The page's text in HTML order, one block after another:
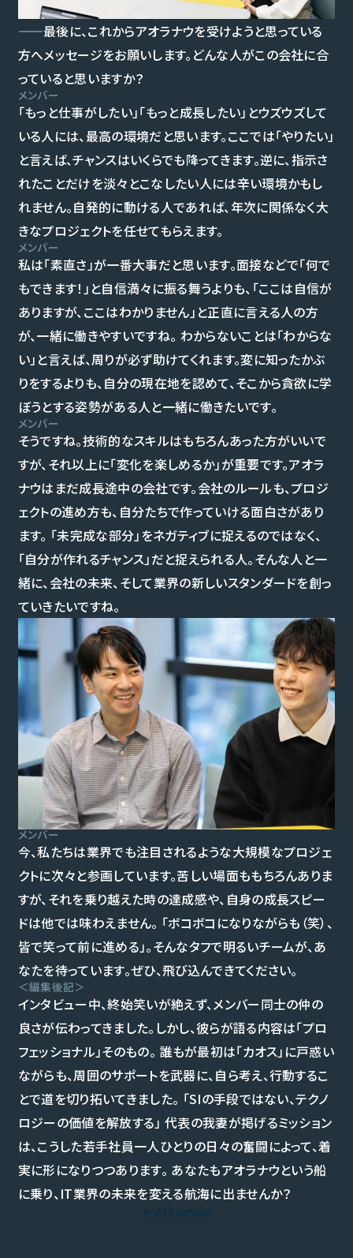
——最後に、これからアオラナウを受けようと思っている
方へメッセージをお願いします。どんな人がこの会社に合
っていると思いますか？
メンバー
「もっと仕事がしたい」「もっと成長したい」とウズウズして
いる人には、最高の環境だと思います。ここでは「やりたい」
と言えば、チャンスはいくらでも降ってきます。逆に、指示さ
れたことだけを淡々とこなしたい人には辛い環境かもし
れません。自発的に動ける人であれば、年次に関係なく大
きなプロジェクトを任せてもらえます。
メンバー
私は「素直さ」が一番大事だと思います。面接などで「何で
もできます！」と自信満々に振る舞うよりも、「ここは自信が
ありますが、ここはわかりません」と正直に言える人の方
が、一緒に働きやすいですね。 わからないことは「わからな
い」と言えば、周りが必ず助けてくれます。変に知ったかぶ
りをするよりも、自分の現在地を認めて、そこから貪欲に学
ぼうとする姿勢がある人と一緒に働きたいです。
メンバー
そうですね。技術的なスキルはもちろんあった方がいいで
すが、それ以上に「変化を楽しめるか」が重要です。アオラ
ナウはまだ成長途中の会社です。会社のルールも、プロジ
ェクトの進め方も、自分たちで作っていける面白さがあり
ます。 「未完成な部分」をネガティブに捉えるのではなく、
「自分が作れるチャンス」だと捉えられる人。そんな人と一
緒に、会社の未来、そして業界の新しいスタンダードを創っ
ていきたいですね。
メンバー
今、私たちは業界でも注目されるような大規模なプロジェ
クトに次々と参画しています。苦しい場面ももちろんありま
すが、それを乗り越えた時の達成感や、自身の成長スピー
ドは他では味わえません。 「ボコボコになりながらも（笑）、
皆で笑って前に進める」。そんなタフで明るいチームが、あ
なたを待っています。ぜひ、飛び込んできてください。
＜編集後記＞
インタビュー中、終始笑いが絶えず、メンバー同士の仲の
良さが伝わってきました。しかし、彼らが語る内容は「プロ
フェッショナル」そのもの。 誰もが最初は「カオス」に戸惑い
ながらも、周囲のサポートを武器に、自ら考え、行動するこ
とで道を切り拓いてきました。 「SIの手段ではない、テクノ
ロジーの価値を解放する」 代表の我妻が掲げるミッション
は、こうした若手社員一人ひとりの日々の奮闘によって、着
実に形になりつつあります。 あなたもアオラナウという船
に乗り、IT業界の未来を変える航海に出ませんか？
All Interview